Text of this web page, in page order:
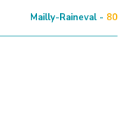
Mailly-Raineval - 80